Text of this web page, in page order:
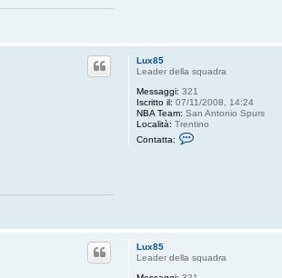
Lux85
Leader della squadra
Messaggi: 321
Iscritto il: 07/11/2008, 14:24
NBA Team: San Antonio Spurs
Località: Trentino
Contatta:
u
8
5
Lux85
Leader della squadra